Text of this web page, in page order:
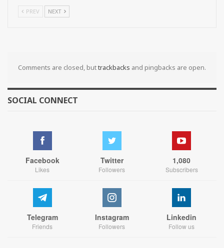
PREV NEXT
Comments are closed, buttrackbacks and pingbacks are open.
SOCIAL CONNECT
Facebook
Likes
Twitter
Followers
1,080
Subscribers
Telegram
Friends
Instagram
Followers
Linkedin
Follow us